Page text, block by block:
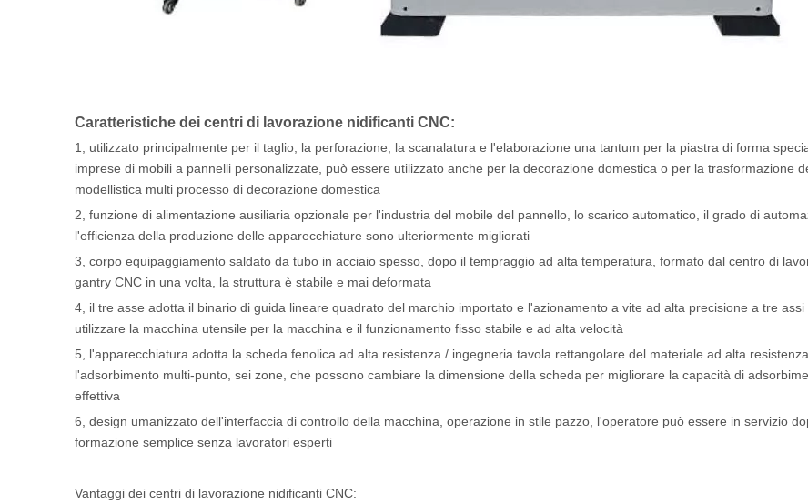
Caratteristiche dei centri di lavorazione nidificanti CNC:
1, utilizzato principalmente per il taglio, la perforazione, la scanalatura e l'elaborazione una tantum per la piastra di forma
imprese di mobili a pannelli personalizzate, può essere utilizzato anche per la decorazione domestica o per la trasformazione
modellistica multi processo di decorazione domestica
2, funzione di alimentazione ausiliaria opzionale per l'industria del mobile del pannello, lo scarico automatico, il grado di
l'efficienza della produzione delle apparecchiature sono ulteriormente migliorati
3, corpo equipaggiamento saldato da tubo in acciaio spesso, dopo il tempraggio ad alta temperatura, formato dal centro di
gantry CNC in una volta, la struttura è stabile e mai deformata
4, il tre asse adotta il binario di guida lineare quadrato del marchio importato e l'azionamento a vite ad alta precisione a tre assi
utilizzare la macchina utensile per la macchina e il funzionamento fisso stabile e ad alta velocità
5, l'apparecchiatura adotta la scheda fenolica ad alta resistenza / ingegneria tavola rettangolare del materiale ad alta resistenza,
l'adsorbimento multi-punto, sei zone, che possono cambiare la dimensione della scheda per migliorare la capacità di
effettiva
6, design umanizzato dell'interfaccia di controllo della macchina, operazione in stile pazzo, l'operatore può essere in servizio
formazione semplice senza lavoratori esperti
Vantaggi dei centri di lavorazione nidificanti CNC: